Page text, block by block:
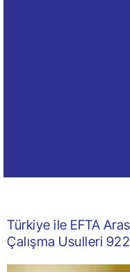
Türkiye ile EFTA
Çalışma Usulleri